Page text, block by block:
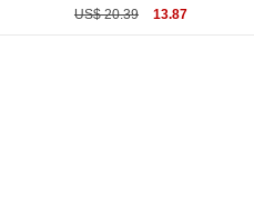
US$ 20.39
13.87